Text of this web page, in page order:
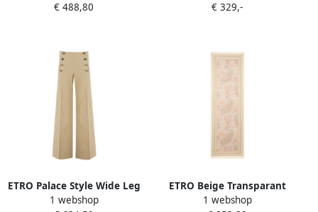
€ 488,80
Beige Dames
€ 329,-
ETRO Palace Style Wide Leg
Trousers Beige Dames
1 webshop
ETRO Beige Transparant
Rechthoekig Sjaal met Logo
1 webshop